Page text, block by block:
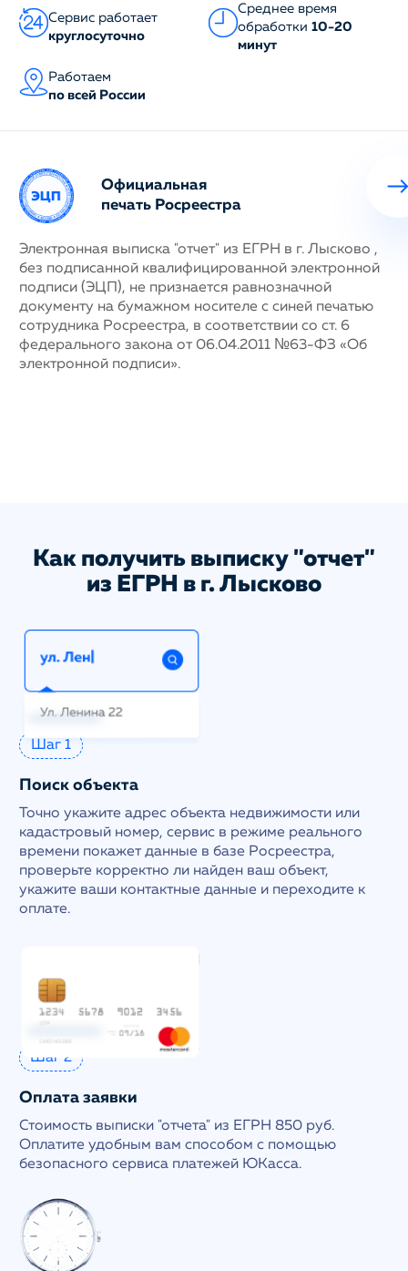
Сервис работает
круглосуточно
Среднее время
обработки 10-20
минут
Работаем
по всей России
Официальная
печать Росреестра
Электронная выписка "отчет" из ЕГРН в г. Лысково ,
без подписанной квалифицированной электронной
подписи (ЭЦП), не признается равнозначной
документу на бумажном носителе с синей печатью
сотрудника Росреестра, в соответствии со ст. 6
федерального закона от 06.04.2011 №63-ФЗ «Об
электронной подписи».
Как получить выписку "отчет"
из ЕГРН в г. Лысково
Шаг 1
Поиск объекта
Точно укажите адрес объекта недвижимости или
кадастровый номер, сервис в режиме реального
времени покажет данные в базе Росреестра,
проверьте корректно ли найден ваш объект,
укажите ваши контактные данные и переходите к
оплате.
Шаг 2
Оплата заявки
Стоимость выписки "отчета" из ЕГРН 850 руб.
Оплатите удобным вам способом с помощью
безопасного сервиса платежей ЮКасса.